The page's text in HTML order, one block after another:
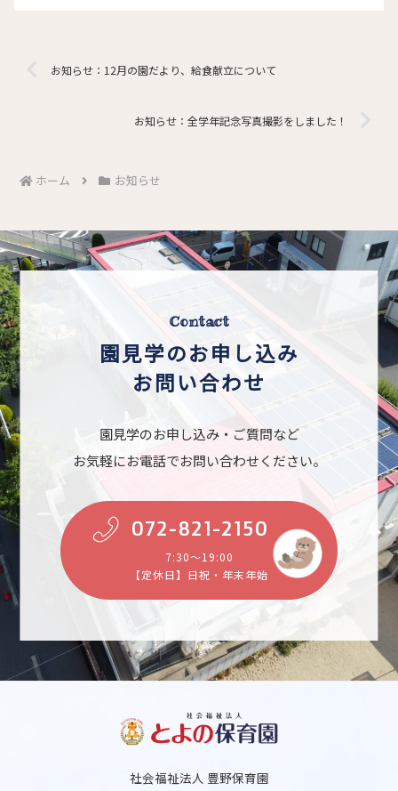
お知らせ：12月の園だより、給食献立について
お知らせ：全学年記念写真撮影をしました！
ホーム お知らせ
Contact
園見学のお申し込み
お問い合わせ
園見学のお申し込み・ご質問など
お気軽にお電話でお問い合わせください。
072-821-2150
7:30～19:00
【定休日】日祝・年末年始
社会福祉法人 豊野保育園